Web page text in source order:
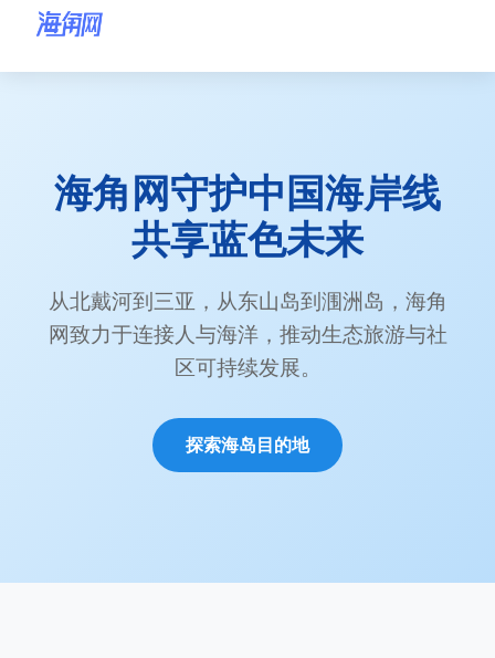
海角网海岛目的地
海角网环保行动
关于海角网
联系海角网
海角网首页
海角网守护中国海岸线
共享蓝色未来
从北戴河到三亚，从东山岛到涠洲岛，海角
网致力于连接人与海洋，推动生态旅游与社
区可持续发展。
探索海岛目的地